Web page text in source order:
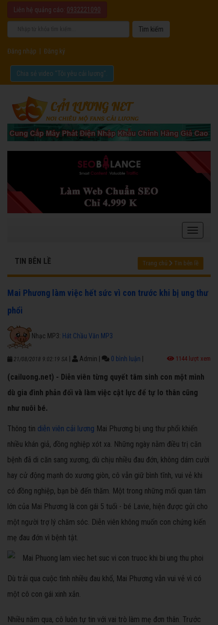
Liên hệ quảng cáo: 0932221090
Đăng nhập Đăng ký
Chia sẻ video "Tôi yêu cải lương".
TIN BÊN LỀ Trang chủ Tin bên lề
Mai Phương làm việc hết sức vì con trước khi bị ung thư
phổi
Nhạc MP3: Hát Chầu Văn MP3
21/08/2018 9:02:19 SA Admin 0 bình luận 1144 lượt xem
(cailuong.net) - Diễn viên từng quyết tâm sinh con một mình
dù gia đình phản đối và làm việc cật lực để tự lo thân cũng
như nuôi bé.
Thông tin diễn viên cải lương Mai Phương bị ung thư phổi khiến
nhiều khán giả, đồng nghiệp xót xa. Những ngày nằm điều trị căn
bệnh đã di căn sang xương, dù chịu nhiều đau đớn, không dám cười
hay cử động mạnh do xương giòn, cô vẫn giữ bình tĩnh, vui vẻ khi
có đồng nghiệp, bạn bè đến thăm. Một trong những mối quan tâm
lớn của Mai Phương là con gái 5 tuổi - bé Lavie, hiện được gửi cho
một người trợ lý chăm sóc. Diễn viên không muốn con chứng kiến
mẹ đau đớn vì bệnh tật.
Dù trải qua cuộc tình nhiều đau khổ, Mai Phương vẫn vui vẻ vì có
một cô con gái xinh xắn.
Nhiều năm qua, cô luôn tự tin với vai trò làm mẹ đơn thân. Trước